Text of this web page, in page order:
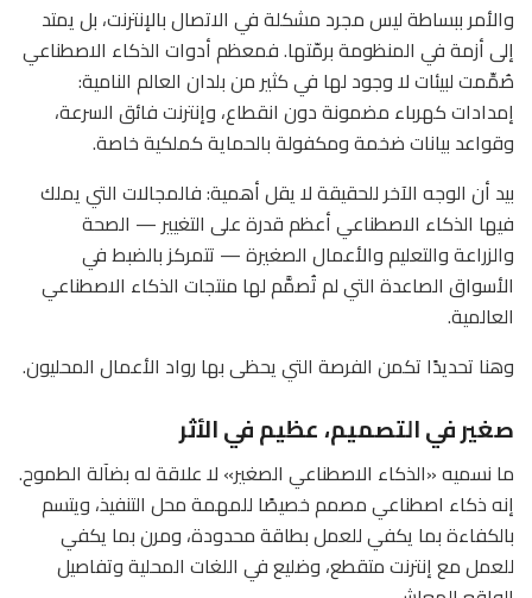
والأمر ببساطة ليس مجرد مشكلة في الاتصال بالإنترنت، بل يمتد
إلى أزمة في المنظومة برمّتها. فمعظم أدوات الذكاء الاصطناعي
صُمِّمت لبيئات لا وجود لها في كثير من بلدان العالم النامية:
إمدادات كهرباء مضمونة دون انقطاع، وإنترنت فائق السرعة،
وقواعد بيانات ضخمة ومكفولة بالحماية كملكية خاصة.
بيد أن الوجه الآخر للحقيقة لا يقل أهمية: فالمجالات التي يملك
فيها الذكاء الاصطناعي أعظم قدرة على التغيير — الصحة
والزراعة والتعليم والأعمال الصغيرة — تتمركز بالضبط في
الأسواق الصاعدة التي لم تُصمَّم لها منتجات الذكاء الاصطناعي
العالمية.
وهنا تحديدًا تكمن الفرصة التي يحظى بها رواد الأعمال المحليون.
صغير في التصميم، عظيم في الأثر
ما نسميه «الذكاء الاصطناعي الصغير» لا علاقة له بضآلة الطموح.
إنه ذكاء اصطناعي مصمم خصيصًا للمهمة محل التنفيذ، ويتسم
بالكفاءة بما يكفي للعمل بطاقة محدودة، ومرن بما يكفي
للعمل مع إنترنت متقطع، وضليع في اللغات المحلية وتفاصيل